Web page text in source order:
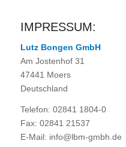
IMPRESSUM:
Lutz Bongen GmbH
Am Jostenhof 31
47441 Moers
Deutschland
Telefon: 02841 1804-0
Fax: 02841 21537
E-Mail: info@lbm-gmbh.de